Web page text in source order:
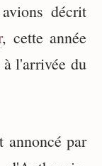
décrit
, cette année
l'arrivée du
annoncé par